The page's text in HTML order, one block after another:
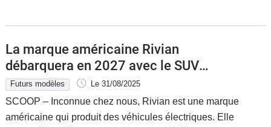
La marque américaine Rivian
débarquera en 2027 avec le SUV
électrique Rivian R2
Futurs modèles Le 31/08/2025
SCOOP – Inconnue chez nous, Rivian est une marque
américaine qui produit des véhicules électriques. Elle